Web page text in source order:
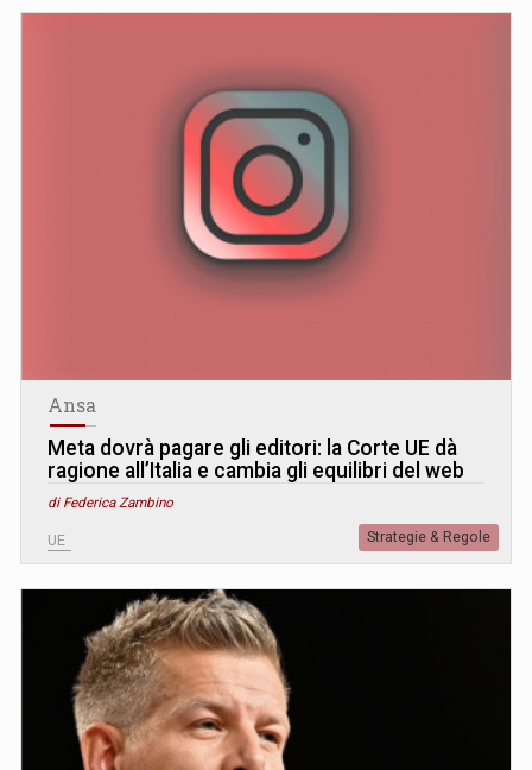
Ansa
Meta dovrà pagare gli editori: la Corte UE dà
ragione all’Italia e cambia gli equilibri del web
di Federica Zambino
UE Strategie & Regole